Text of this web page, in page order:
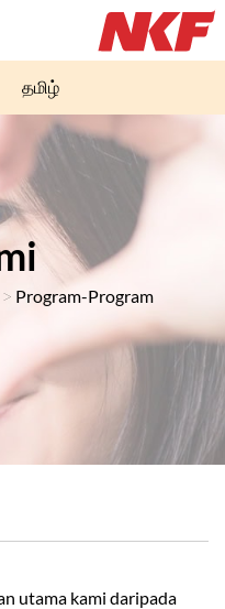
தமிழ்
> Program-Program
utama kami daripada